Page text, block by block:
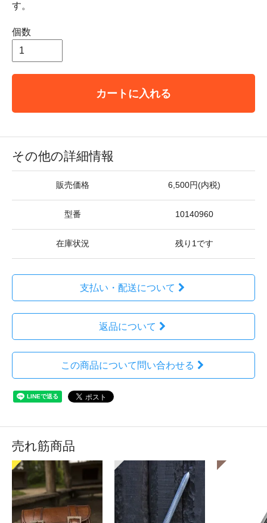
す。
個数
カートに入れる
その他の詳細情報
販売価格 6,500円(内税)
型番 10140960
在庫状況 残り1です
支払い・配送について
返品について
この商品について問い合わせる
売れ筋商品